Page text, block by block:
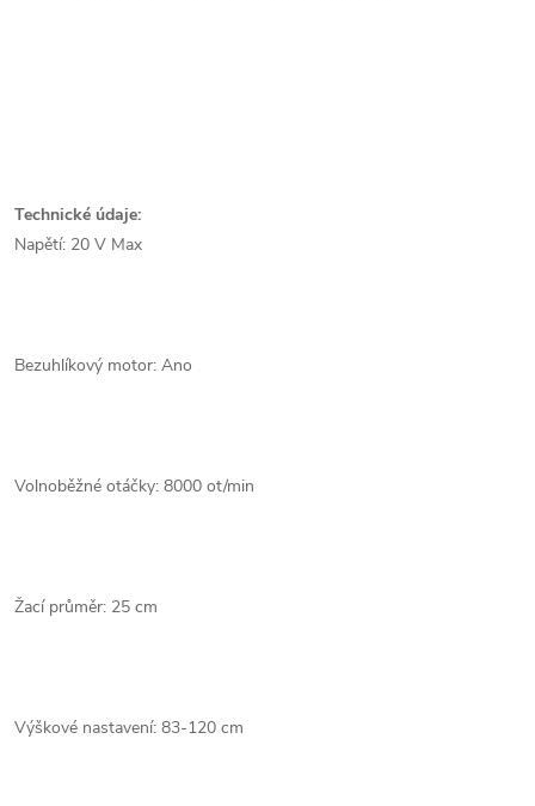
Technické údaje:
Napětí: 20 V Max
Bezuhlíkový motor: Ano
Volnoběžné otáčky: 8000 ot/min
Žací průměr: 25 cm
Výškové nastavení: 83-120 cm